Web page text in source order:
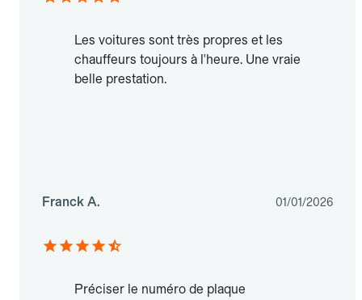
Les voitures sont très propres et les
chauffeurs toujours à l'heure. Une vraie
belle prestation.
Franck A. 01/01/2026
Préciser le numéro de plaque